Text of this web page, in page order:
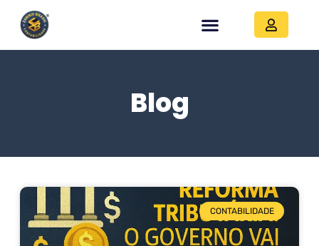
Blog
CONTABILIDADE